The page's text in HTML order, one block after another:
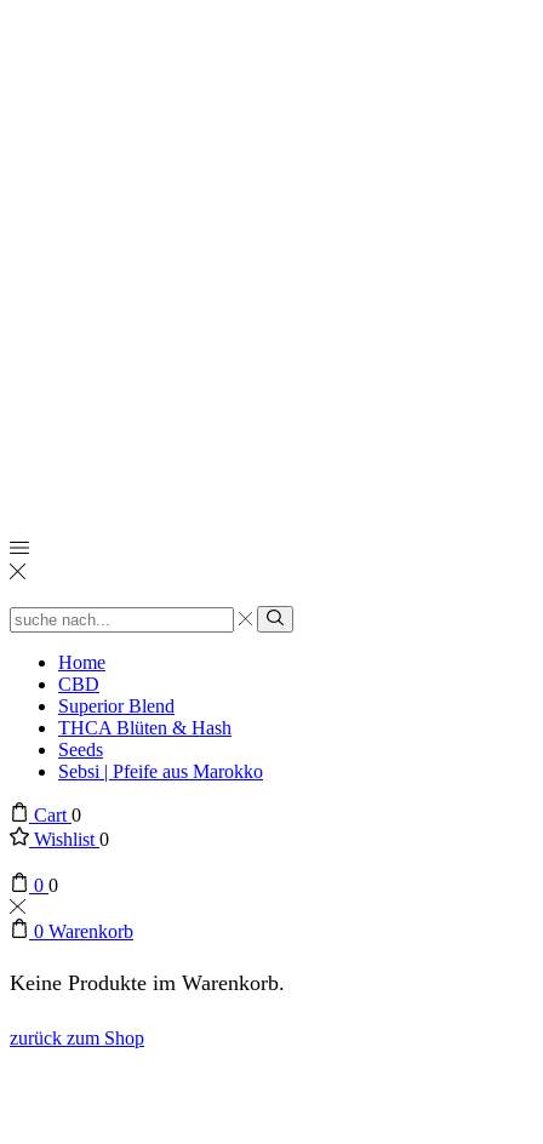
Search
input
suchen
Home
CBD
Superior Blend
THCA Blüten & Hash
Seeds
Sebsi | Pfeife aus Marokko
Cart 0
Wishlist 0
0 0
0 Warenkorb
Keine Produkte im Warenkorb.
zurück zum Shop